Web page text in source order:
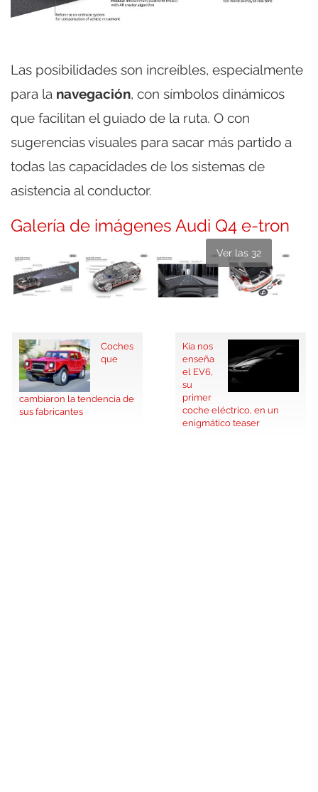
Las posibilidades son increíbles, especialmente
para la navegación, con símbolos dinámicos
que facilitan el guiado de la ruta. O con
sugerencias visuales para sacar más partido a
todas las capacidades de los sistemas de
asistencia al conductor.
Galería de imágenes Audi Q4 e-tron
Ver las 32
Coches
que
cambiaron la tendencia de
sus fabricantes
Kia nos
enseña
el EV6,
su
primer
coche eléctrico, en un
enigmático teaser